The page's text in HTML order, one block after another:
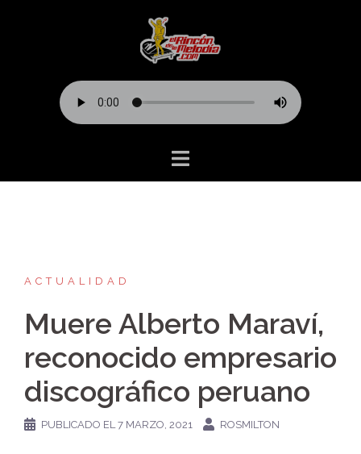
ACTUALIDAD
Muere Alberto Maraví,
reconocido empresario
discográfico peruano
PUBLICADO EL7 MARZO, 2021 ROSMILTON